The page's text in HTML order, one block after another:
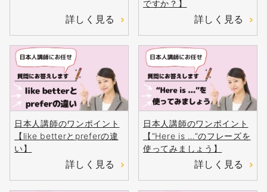
詳しく見る
ですか？】
詳しく見る
日本人講師のワンポイント
【like betterとpreferの違
い】
詳しく見る
日本人講師のワンポイント
【“Here is …”のフレーズを
使ってみましょう】
詳しく見る